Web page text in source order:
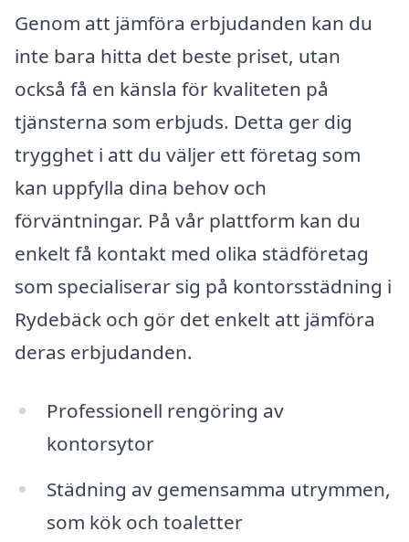
Genom att jämföra erbjudanden kan du
inte bara hitta det beste priset, utan
också få en känsla för kvaliteten på
tjänsterna som erbjuds. Detta ger dig
trygghet i att du väljer ett företag som
kan uppfylla dina behov och
förväntningar. På vår plattform kan du
enkelt få kontakt med olika städföretag
som specialiserar sig på kontorsstädning i
Rydebäck och gör det enkelt att jämföra
deras erbjudanden.
Professionell rengöring av
kontorsytor
Städning av gemensamma utrymmen,
som kök och toaletter